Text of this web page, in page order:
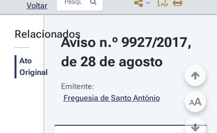
Voltar
Relacionados
Ato
Original
Aviso n.º 9927/2017,
de 28 de agosto
Emitente:
Freguesia de Santo António
AA